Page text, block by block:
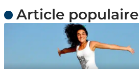
Article populaire